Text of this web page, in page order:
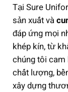
g
Tại Sure
sản xuất và
đáp ứng mọi
khép kín, từ
chúng tôi
chất lượng,
xây dựng